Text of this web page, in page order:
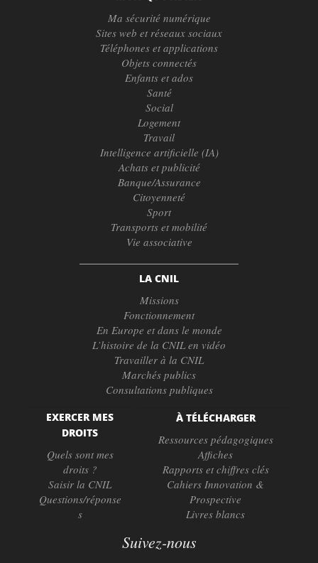
Ma sécurité numérique
Sites web et réseaux sociaux
Téléphones et applications
Objets connectés
Enfants et ados
Santé
Social
Logement
Travail
Intelligence artificielle (IA)
Achats et publicité
Banque/Assurance
Citoyenneté
Sport
Transports et mobilité
Vie associative
LA CNIL
Missions
Fonctionnement
En Europe et dans le monde
L’histoire de la CNIL en vidéo
Travailler à la CNIL
Marchés publics
Consultations publiques
EXERCER MES
DROITS
Quels sont mes
droits ?
Saisir la CNIL
Questions/réponse
s
À TÉLÉCHARGER
Ressources pédagogiques
Affiches
Rapports et chiffres clés
Cahiers Innovation &
Prospective
Livres blancs
Suivez-nous